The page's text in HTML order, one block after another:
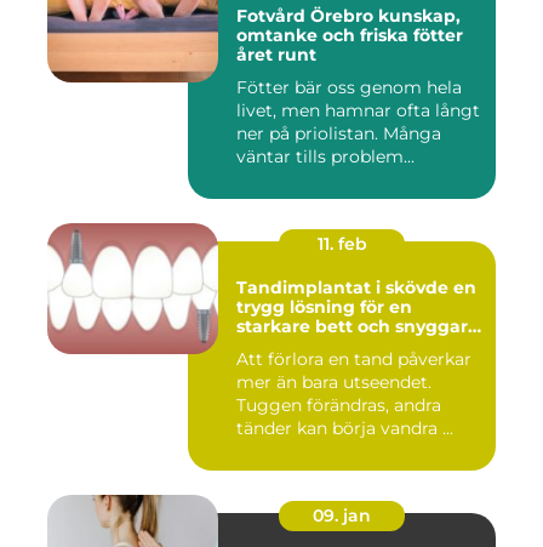
Fotvård Örebro kunskap,
omtanke och friska fötter
året runt
Fötter bär oss genom hela
livet, men hamnar ofta långt
ner på priolistan. Många
väntar tills problem...
11. feb
Tandimplantat i skövde en
trygg lösning för en
starkare bett och snyggare
Att förlora en tand påverkar
mer än bara utseendet.
Tuggen förändras, andra
tänder kan börja vandra ...
09. jan